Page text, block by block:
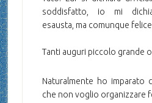
soddisfatto, io mi
esausta, ma comunque
Tanti auguri piccolo grande
Naturalmente ho imparato
che non voglio organizzare